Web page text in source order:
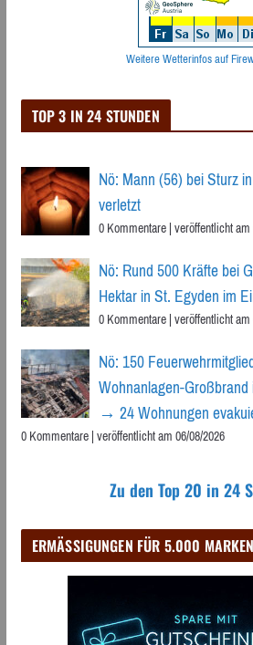
Weitere Wetterinfos auf
TOP 3 IN 24 STUNDEN
Nö: Mann (56) bei Sturz
verletzt
0 Kommentare|veröffentlicht
Nö: Rund 500 Kräfte bei
Hektar in St. Egyden im
0 Kommentare|veröffentlicht
Nö: 150
Wohnanlagen-
→ 24 Wohnungen
0 Kommentare|veröffentlicht am 06/08/2026
Zu den Top 20 in 24
ERMÄSSIGUNGEN FÜR 5.000 MARKEN